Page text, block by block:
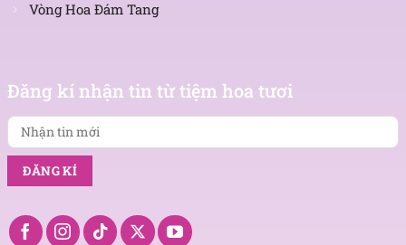
Vòng Hoa Đám Tang
Đăng kí nhận tin từ tiệm hoa tươi
tin
mới